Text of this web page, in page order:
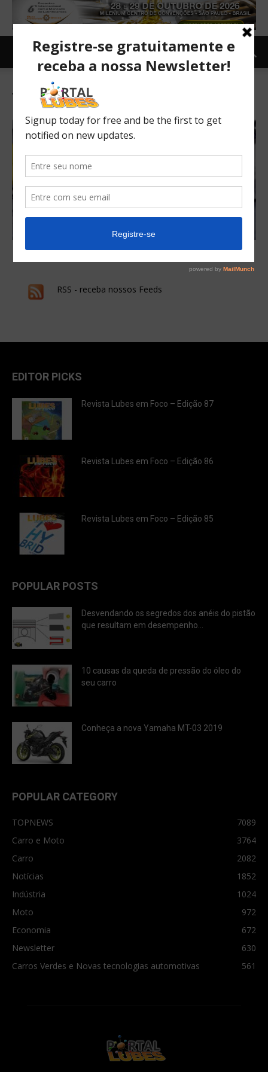
Tag: Dragon 1.5 3C
RSS - receba nossos Feeds
EDITOR PICKS
Revista Lubes em Foco – Edição 87
Revista Lubes em Foco – Edição 86
Revista Lubes em Foco – Edição 85
POPULAR POSTS
Desvendando os segredos dos anéis do pistão
que resultam em desempenho...
10 causas da queda de pressão do óleo do
seu carro
Conheça a nova Yamaha MT-03 2019
POPULAR CATEGORY
TOPNEWS
7089
Carro e Moto
3764
Carro
2082
Notícias
1852
Indústria
1024
Moto
972
Economia
672
Newsletter
630
Carros Verdes e Novas tecnologias automotivas
561